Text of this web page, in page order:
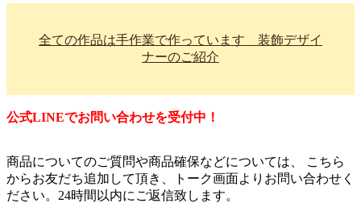
全ての作品は手作業で作っています 装飾デザイ
ナーのご紹介
公式LINEでお問い合わせを受付中！
商品についてのご質問や商品確保などについては、 こちら
からお友だち追加して頂き、トーク画面よりお問い合わせく
ださい。24時間以内にご返信致します。